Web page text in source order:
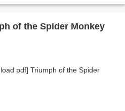
of the Spider Monkey